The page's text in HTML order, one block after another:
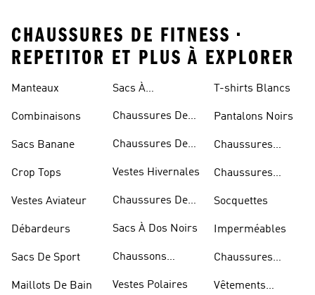
CHAUSSURES DE FITNESS •
REPETITOR ET PLUS À EXPLORER
Manteaux
Combinaisons
Sacs Banane
Crop Tops
Vestes Aviateur
Débardeurs
Sacs De Sport
Maillots De Bain
Sacs À
Chaussures De
Chaussures De
Vestes Hivernales
Chaussures De
Sacs À Dos Noirs
Chaussons
Vestes Polaires
T-shirts Blancs
Pantalons Noirs
Chaussures
Chaussures
Socquettes
Imperméables
Chaussures
Vêtements